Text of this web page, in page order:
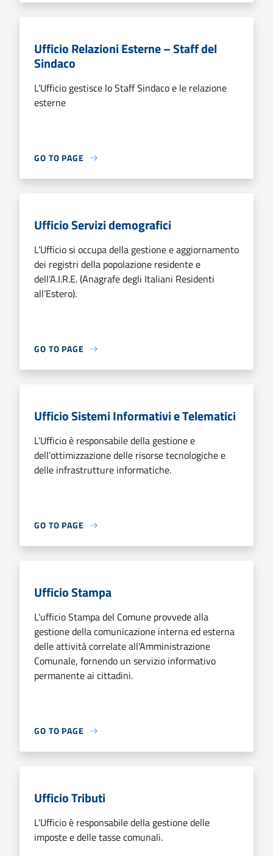
Ufficio Relazioni Esterne – Staff del
Sindaco
L'Ufficio gestisce lo Staff Sindaco e le relazione
esterne
GO TO PAGE
Ufficio Servizi demografici
L’Ufficio si occupa della gestione e aggiornamento
dei registri della popolazione residente e
dell’A.I.R.E. (Anagrafe degli Italiani Residenti
all’Estero).
GO TO PAGE
Ufficio Sistemi Informativi e Telematici
L’Ufficio è responsabile della gestione e
dell’ottimizzazione delle risorse tecnologiche e
delle infrastrutture informatiche.
GO TO PAGE
Ufficio Stampa
L'ufficio Stampa del Comune provvede alla
gestione della comunicazione interna ed esterna
delle attività correlate all'Amministrazione
Comunale, fornendo un servizio informativo
permanente ai cittadini.
GO TO PAGE
Ufficio Tributi
L’Ufficio è responsabile della gestione delle
imposte e delle tasse comunali.